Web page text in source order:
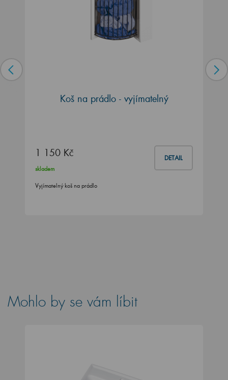
Koš na prádlo - vyjímatelný
1 150 Kč DETAIL
skladem
Vyjímatelný koš na prádlo
Mohlo by se vám líbit